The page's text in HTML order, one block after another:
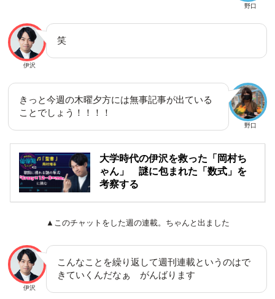
野口
伊沢
笑
野口
きっと今週の木曜夕方には無事記事が出ている
ことでしょう！！！！
大学時代の伊沢を救った「岡村ち
ゃん」 謎に包まれた「数式」を
考察する
▲このチャットをした週の連載。ちゃんと出ました
伊沢
こんなことを繰り返して週刊連載というのはで
きていくんだなぁ がんばります